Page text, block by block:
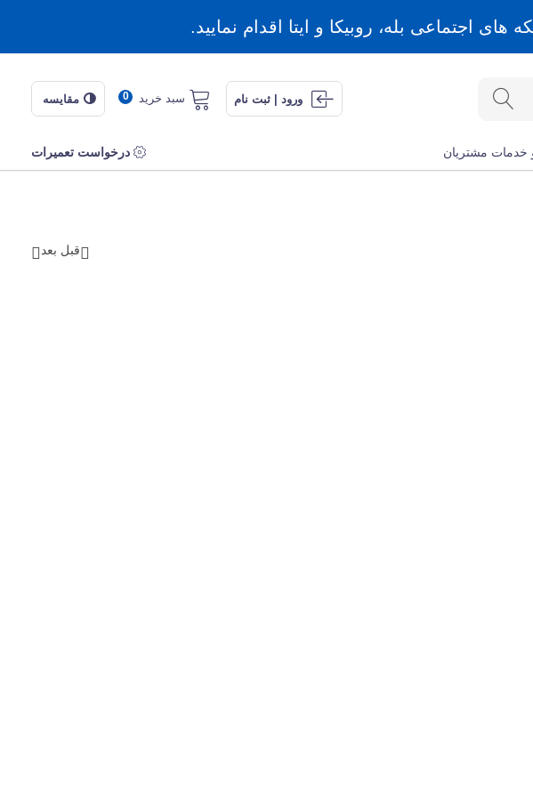
های اجتماعی بله، روبیکا و ایتا اقدام نمایید.
ورود | ثبت نام 0 سبد خرید مقایسه
خدمات مشتریان درخواست تعمیرات
قبل بعد 